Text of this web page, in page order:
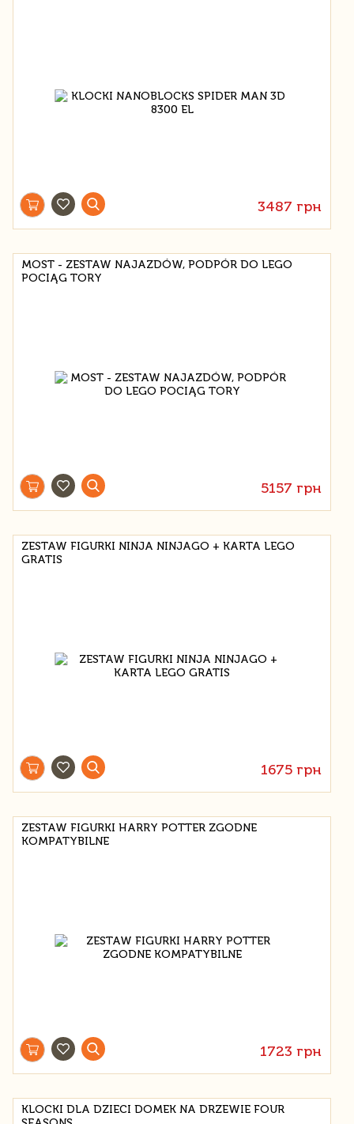
3487 грн
MOST - ZESTAW NAJAZDÓW, PODPÓR DO LEGO
POCIĄG TORY
5157 грн
ZESTAW FIGURKI NINJA NINJAGO + KARTA LEGO
GRATIS
1675 грн
ZESTAW FIGURKI HARRY POTTER ZGODNE
KOMPATYBILNE
1723 грн
KLOCKI DLA DZIECI DOMEK NA DRZEWIE FOUR